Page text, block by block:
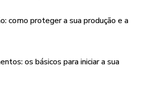
como proteger a sua produção e a
os básicos para iniciar a sua